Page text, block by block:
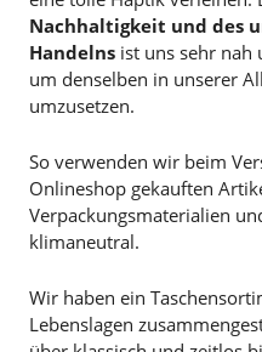
Nachhaltigkeit und des
Handelns ist uns sehr
um denselben in unserer
umzusetzen.
So verwenden wir beim
Onlineshop gekauften
Verpackungsmaterialien
klimaneutral.
Wir haben ein
Lebenslagen